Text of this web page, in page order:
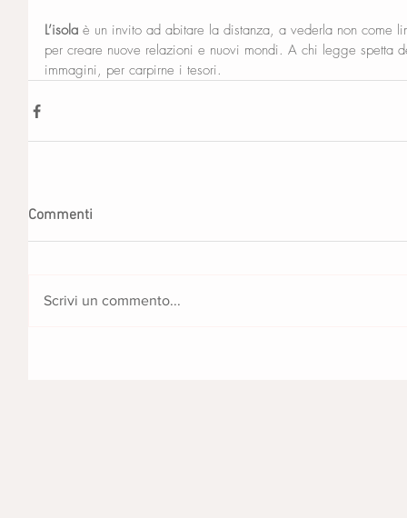
L’isola è un invito ad abitare la distanza, a vederla non come
per creare nuove relazioni e nuovi mondi. A chi legge
immagini, per carpirne i tesori.
Commenti
Scrivi un commento...